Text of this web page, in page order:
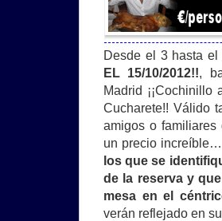
Desde el 3 hasta
EL 15/10/2012!!,
Madrid
Cucharete!! Válido
amigos o
un precio increíble…
los que se
de la reserva y
mesa en el
verán reflejado en